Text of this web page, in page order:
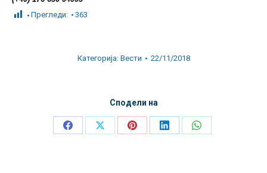
Прегледи:
363
Категорија: Вести 22/11/2018
Сподели на
Share
Share
Share
Share
Share